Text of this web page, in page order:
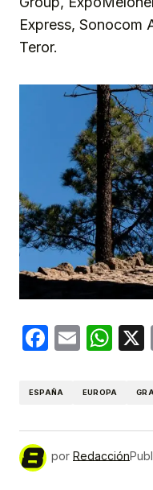
Express, Sonocom
Teror.
Email
ESPAÑA EUROPA
por Redacción